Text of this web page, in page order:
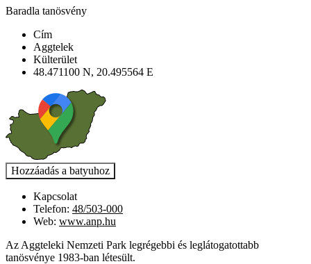
Baradla tanösvény
Cím
Aggtelek
Külterület
48.471100 N, 20.495564 E
Kapcsolat
Telefon: 48/503-000
Web: www.anp.hu
Az Aggteleki Nemzeti Park legrégebbi és leglátogatottabb
tanösvénye 1983-ban létesült.